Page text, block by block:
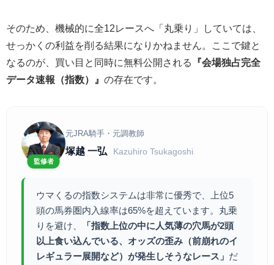
そのため、機械的に全12レースへ「丸乗り」していては、
せっかくの利益を削る結果になりかねません。ここで鍵と
なるのが、買い目と同時に無料公開される
『会場独占完全
データ速報（指数）』 の存在です。
監修者
元JRA騎手・元調教師
塚越 一弘 Kazuhiro Tsukagoshi
ウマくるの指数システムは非常に優秀で、上位5
頭の馬券圏内入線率は65%を超えています。丸乗
りを避け、
「指数上位の中に人気薄の穴馬が2頭
以上食い込んでいる、オッズの歪み（前崩れのイ
レギュラー展開など）が発生しそうなレース」 だ